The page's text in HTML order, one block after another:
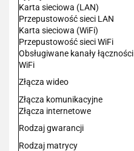
Karta sieciowa (LAN)
Przepustowość sieci LAN
Karta sieciowa (WiFi)
Przepustowość sieci WiFi
Obsługiwane kanały łączności
WiFi
Złącza wideo
Złącza komunikacyjne
Złącza internetowe
Rodzaj gwarancji
Rodzaj matrycy